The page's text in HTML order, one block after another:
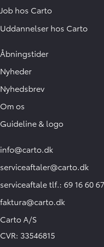
Job hos Carto
Uddannelser hos Carto
Åbningstider
Nyheder
Nyhedsbrev
Om os
Guideline & logo
info@carto.dk
serviceaftaler@carto.dk
serviceaftale tlf.: 69 16 60 67
faktura@carto.dk
Carto A/S
CVR: 33546815